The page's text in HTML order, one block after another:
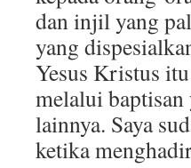
dan injil yang
yang
Yesus Kristus
melalui
lainnya. Saya
ketika